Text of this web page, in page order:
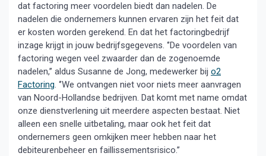
dat factoring meer voordelen biedt dan nadelen. De
nadelen die ondernemers kunnen ervaren zijn het feit dat
er kosten worden gerekend. En dat het factoringbedrijf
inzage krijgt in jouw bedrijfsgegevens. ‘’De voordelen van
factoring wegen veel zwaarder dan de zogenoemde
nadelen,’’ aldus Susanne de Jong, medewerker bij o2
Factoring. ‘’We ontvangen niet voor niets meer aanvragen
van Noord-Hollandse bedrijven. Dat komt met name omdat
onze dienstverlening uit meerdere aspecten bestaat. Niet
alleen een snelle uitbetaling, maar ook het feit dat
ondernemers geen omkijken meer hebben naar het
debiteurenbeheer en faillissementsrisico.’’